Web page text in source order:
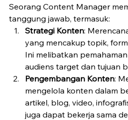
Seorang Content Manager
tanggung jawab, termasuk:
Strategi Konten:
yang mencakup topik,
Ini melibatkan
audiens target dan tujuan
Pengembangan Konten:
mengelola konten dalam
artikel, blog, video,
juga dapat bekerja sama